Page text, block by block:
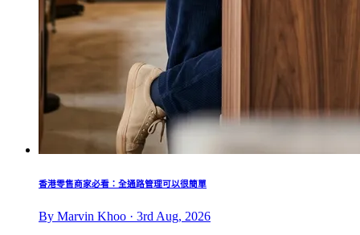
香港零售商家必看：全通路管理可以很簡單
By Marvin Khoo · 3rd Aug, 2026